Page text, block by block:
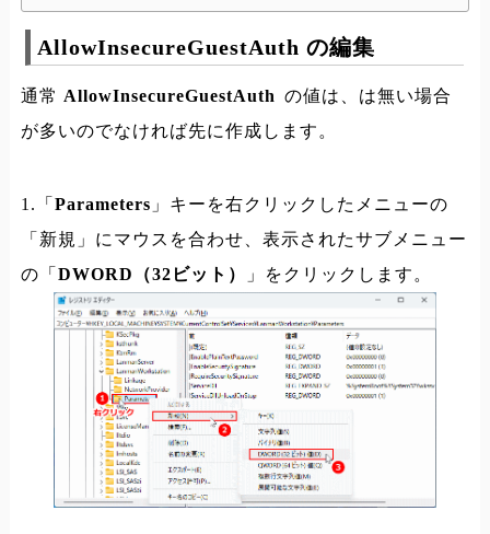
AllowInsecureGuestAuth の編集
通常 AllowInsecureGuestAuth の値は、は無い場合
が多いのでなければ先に作成します。
1.「 Parameters 」キーを右クリックしたメニューの
「新規」にマウスを合わせ、表示されたサブメニュー
の「 DWORD（32ビット） 」をクリックします。